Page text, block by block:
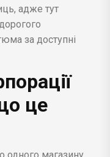
адже тут
за доступні
це
одного магазину